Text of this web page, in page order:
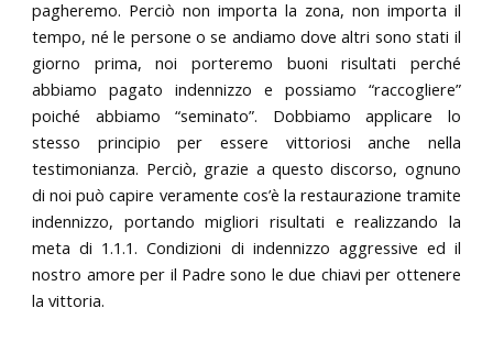
pagheremo. Perciò non importa la zona, non importa il
tempo, né le persone o se andiamo dove altri sono stati il
giorno prima, noi porteremo buoni risultati perché
abbiamo pagato indennizzo e possiamo “raccogliere”
poiché abbiamo “seminato”. Dobbiamo applicare lo
stesso principio per essere vittoriosi anche nella
testimonianza. Perciò, grazie a questo discorso, ognuno
di noi può capire veramente cos’è la restaurazione tramite
indennizzo, portando migliori risultati e realizzando la
meta di 1.1.1. Condizioni di indennizzo aggressive ed il
nostro amore per il Padre sono le due chiavi per ottenere
la vittoria.